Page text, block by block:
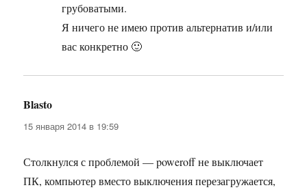
грубоватыми.
Я ничего не имею против альтернатив и/или
вас конкретно 🙂
Blasto
15 января 2014 в 19:59
Столкнулся с проблемой — poweroff не выключает
ПК, компьютер вместо выключения перезагружается,